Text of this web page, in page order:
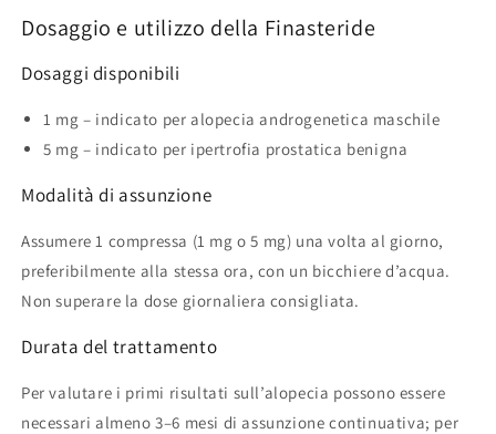
Dosaggio e utilizzo della Finasteride
Dosaggi disponibili
1 mg – indicato per alopecia androgenetica maschile
5 mg – indicato per ipertrofia prostatica benigna
Modalità di assunzione
Assumere 1 compressa (1 mg o 5 mg) una volta al giorno,
preferibilmente alla stessa ora, con un bicchiere d’acqua.
Non superare la dose giornaliera consigliata.
Durata del trattamento
Per valutare i primi risultati sull’alopecia possono essere
necessari almeno 3–6 mesi di assunzione continuativa; per